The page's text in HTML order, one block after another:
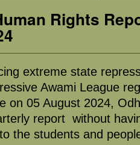
Rights
extreme state
Awami League
on 05 August 2024,
report without
the students and